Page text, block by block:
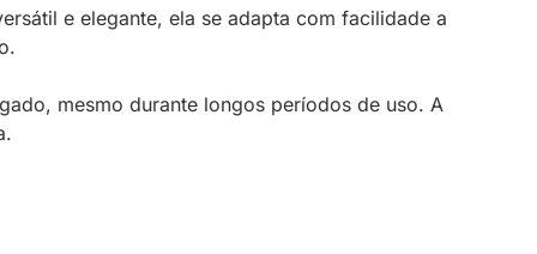
e elegante, ela se adapta com facilidade a
mesmo durante longos períodos de uso. A